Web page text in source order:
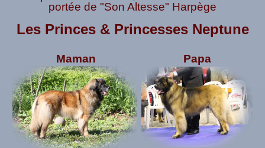
portée de "Son Altesse" Harpège
Les Princes & Princesses Neptune
Maman Papa